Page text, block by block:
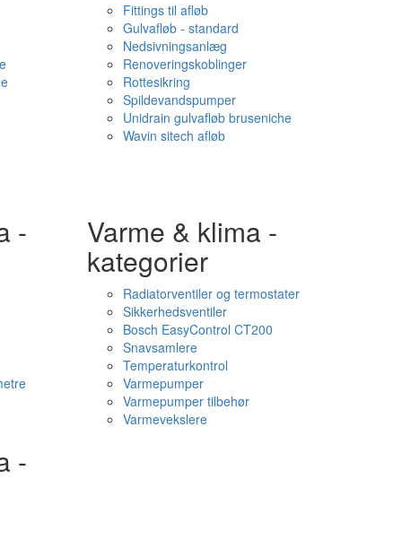
Fittings til afløb
Gulvafløb - standard
Nedsivningsanlæg
Renoveringskoblinger
Rottesikring
Spildevandspumper
Unidrain gulvafløb bruseniche
Wavin sitech afløb
- Varme & klima -
kategorier
Radiatorventiler og termostater
Sikkerhedsventiler
Bosch EasyControl CT200
Snavsamlere
Temperaturkontrol
Varmepumper
Varmepumper tilbehør
Varmevekslere
-